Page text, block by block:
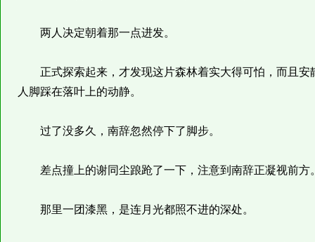
两人决定朝着那一点进发。
正式探索起来，才发现这片森林着实大得可怕，而且安
人脚踩在落叶上的动静。
过了没多久，南辞忽然停下了脚步。
差点撞上的谢同尘踉跄了一下，注意到南辞正凝视前方
那里一团漆黑，是连月光都照不进的深处。